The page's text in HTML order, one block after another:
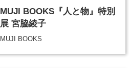
MUJI BOOKS『人と物』特別
展 宮脇綾子
MUJI BOOKS